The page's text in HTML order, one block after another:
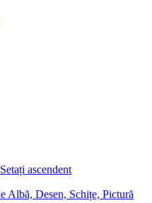
Setați ascendent